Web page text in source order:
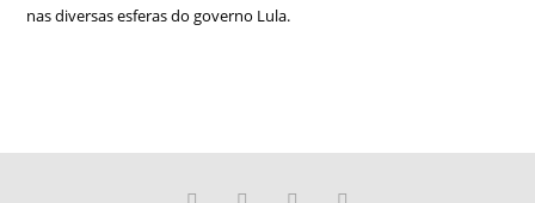
nas diversas esferas do governo Lula.